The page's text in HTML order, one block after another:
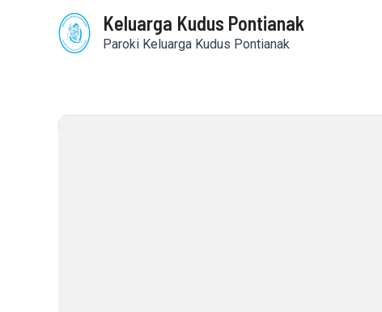
Keluarga Kudus Pontianak
Paroki Keluarga Kudus Pontianak